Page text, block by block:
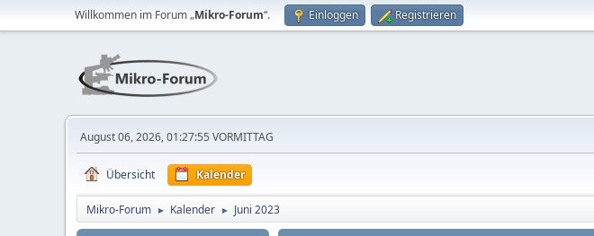
Willkommen im Forum „Mikro-Forum“. Einloggen Registrieren
August 06, 2026, 01:27:55 VORMITTAG
Übersicht Kalender
Mikro-Forum ► Kalender ► Juni 2023